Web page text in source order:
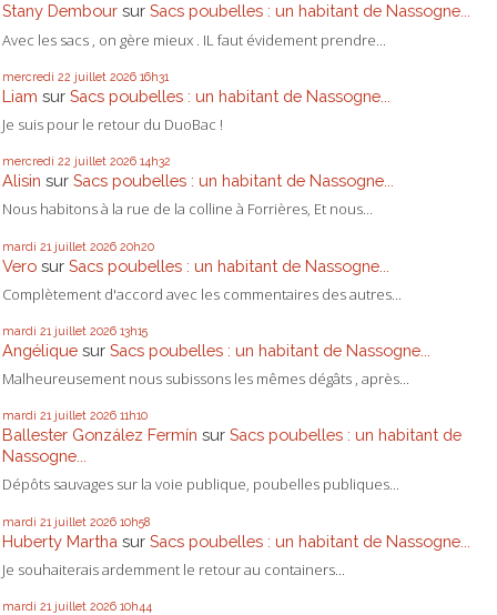
Stany Dembour sur Sacs poubelles : un habitant de Nassogne...
Avec les sacs , on gère mieux . IL faut évidement prendre...
mercredi 22 juillet 2026 16h31
Liam sur Sacs poubelles : un habitant de Nassogne...
Je suis pour le retour du DuoBac !
mercredi 22 juillet 2026 14h32
Alisin sur Sacs poubelles : un habitant de Nassogne...
Nous habitons à la rue de la colline à Forrières, Et nous...
mardi 21 juillet 2026 20h20
Vero sur Sacs poubelles : un habitant de Nassogne...
Complètement d'accord avec les commentaires des autres...
mardi 21 juillet 2026 13h15
Angélique sur Sacs poubelles : un habitant de Nassogne...
Malheureusement nous subissons les mêmes dégâts , après...
mardi 21 juillet 2026 11h10
Ballester González Fermín sur Sacs poubelles : un habitant de
Nassogne...
Dépôts sauvages sur la voie publique, poubelles publiques...
mardi 21 juillet 2026 10h58
Huberty Martha sur Sacs poubelles : un habitant de Nassogne...
Je souhaiterais ardemment le retour au containers...
mardi 21 juillet 2026 10h44